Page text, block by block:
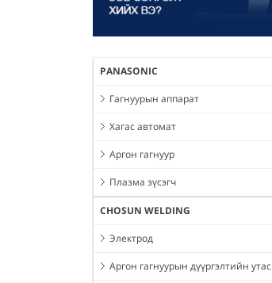
PANASONIC
Гагнуурын аппарат
Хагас автомат
Аргон гагнуур
Плазма зүсэгч
CHOSUN WELDING
Электрод
Аргон гагнуурын дүүргэлтийн утас